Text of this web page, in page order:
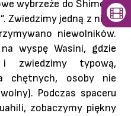
wybrzeże do Shimoni,
Zwiedzimy jedną z nich,
niewolników.
wyspę Wasini, gdzie
zwiedzimy typową,
chętnych, osoby nie
Podczas spaceru
zobaczymy piękny